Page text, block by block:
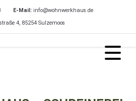
E-Mail: info@wohnwerkhaus.de
4, 85254 Sulzemoos